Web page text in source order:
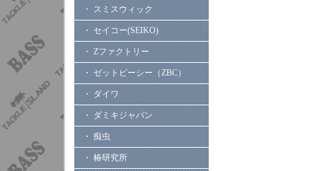
・ スミスウィック
・ セイコー(SEIKO)
・ Zファクトリー
・ ゼットビーシー（ZBC）
・ ダイワ
・ ダミキジャパン
・ 痴虫
・ 椿研究所